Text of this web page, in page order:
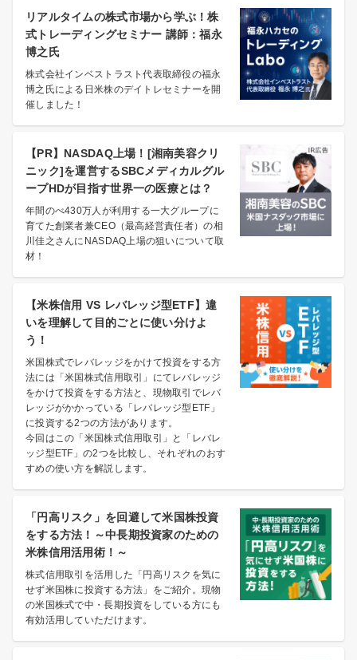
リアルタイムの株式市場から学ぶ！株
式トレーディングセミナー 講師：福永
博之氏
株式会社インベストラスト代表取締役の福永
博之氏による日米株のデイトレセミナーを開
催しました！
【PR】NASDAQ上場！[湘南美容クリ
ニック]を運営するSBCメディカルグル
ープHDが目指す世界一の医療とは？
年間のべ430万人が利用する一大グループに
育てた創業者兼CEO（最高経営責任者）の相
川佳之さんにNASDAQ上場の狙いについて取
材！
【米株信用 VS レバレッジ型ETF】違
いを理解して目的ごとに使い分けよ
う！
米国株式でレバレッジをかけて投資をする方
法には「米国株式信用取引」にてレバレッジ
をかけて投資をする方法と、現物取引でレバ
レッジがかかっている「レバレッジ型ETF」
に投資する2つの方法があります。
今回はこの「米国株式信用取引」と「レバレ
ッジ型ETF」の2つを比較し、それぞれのおす
すめの使い方を解説します。
「円高リスク」を回避して米国株投資
をする方法！～中長期投資家のための
米株信用活用術！～
株式信用取引を活用した「円高リスクを気に
せず米国株に投資する方法」をご紹介。現物
の米国株式で中・長期投資をしている方にも
有効活用していただけます。